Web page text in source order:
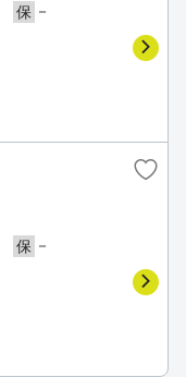
保 －
保 －